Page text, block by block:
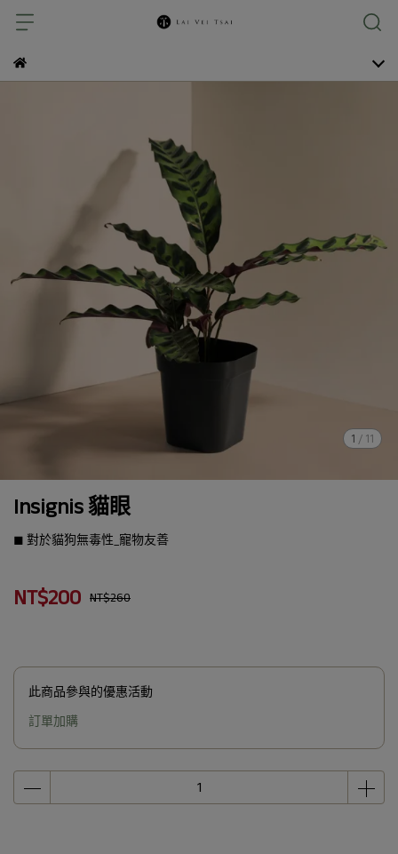
1 / 11
Insignis 貓眼
◼︎ 對於貓狗無毒性_寵物友善
NT$200 NT$260
此商品參與的優惠活動
訂單加購